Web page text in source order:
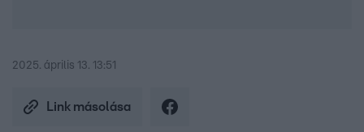
2025. április 13. 13:51
Link másolása